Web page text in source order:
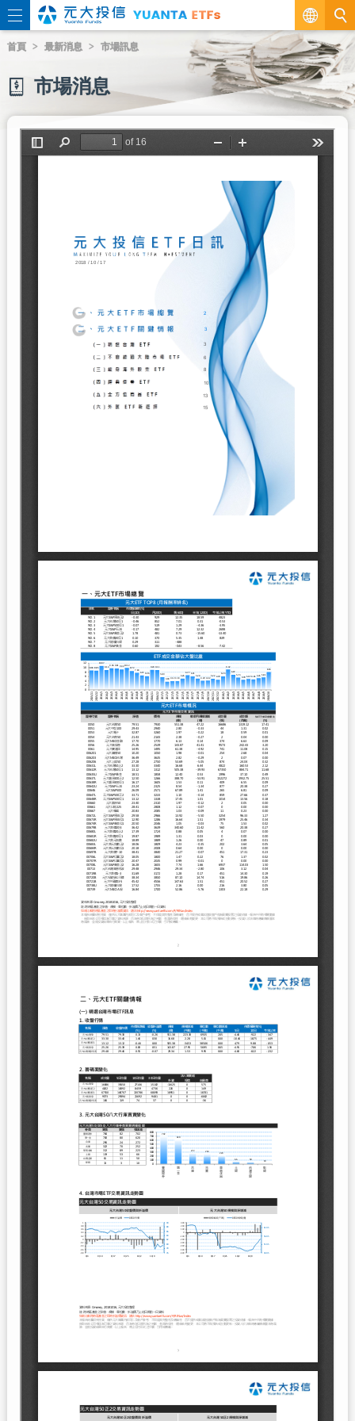
繁
EN
首頁 最新消息 市場訊息
市場消息